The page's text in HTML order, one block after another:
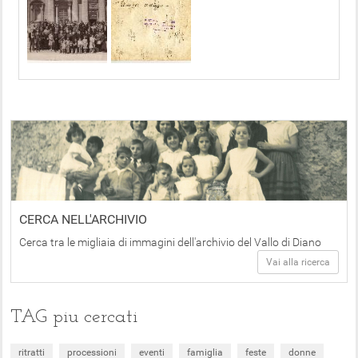
CERCA NELL'ARCHIVIO
Cerca tra le migliaia di immagini dell'archivio del Vallo di Diano
Vai alla ricerca
TAG piu cercati
ritratti processioni eventi famiglia feste donne